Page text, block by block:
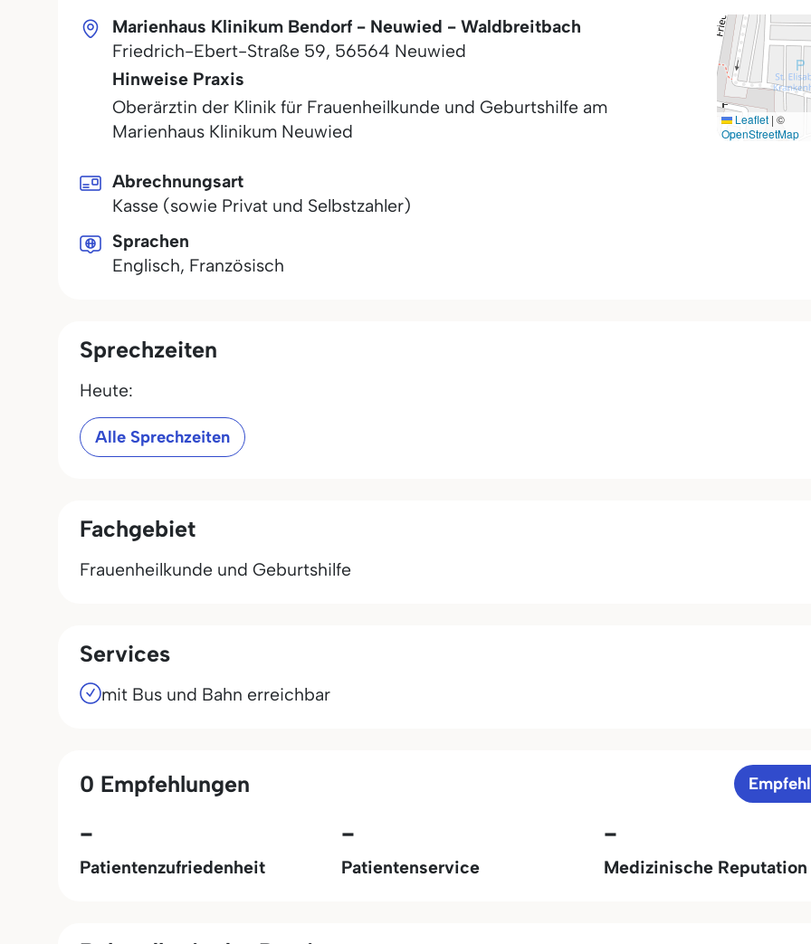
Marienhaus Klinikum Bendorf - Neuwied - Waldbreitbach
Friedrich-Ebert-Straße 59, 56564 Neuwied
Hinweise Praxis
Oberärztin der Klinik für Frauenheilkunde und Geburtshilfe am
Marienhaus Klinikum Neuwied
Leaflet | ©
OpenStreetMap
Abrechnungsart
Kasse (sowie Privat und Selbstzahler)
Sprachen
Englisch, Französisch
Sprechzeiten
Heute:
Alle Sprechzeiten
Fachgebiet
Frauenheilkunde und Geburtshilfe
Services
mit Bus und Bahn erreichbar
0 Empfehlungen
-
Patientenzufriedenheit
-
Patientenservice
-
Medizinische Reputation